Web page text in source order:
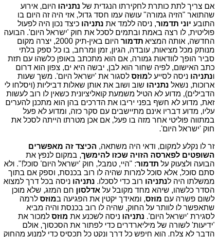
אם צריך לתת כותרת לחקירתו הנגדית של נתניהו היום, אירוע
שהתואר "הזיה גמורה" עושה עמו חסד גדול, אזי היה זה היום בו
התובע יוני תדמור, ניסה ללמד את נתניהו כיצד נכון היה לפעול
פוליטית, לו רצה באמת ובתמים לסכל את חוק 'ישראל היום'. הבועה
החדשה, אותה המציא תדמור
היום באין-תיק 2000, יצרה מקום
מנותק מכל מציאות, עובדה, הגיון, זמן ומרחב, בו כל ספק בלתי
סביר הופך לוודאות גמורה, אם הוא מתכתב באופן כלשהו עם תזת
כתב האישום, לפיה שחור הוא לבן, יבשה היא ים, צפון הוא דרום
ונתניהו ניסה לסייע למוזס לסגור את 'ישראל היום'. משך שעות
ארוכות, נשאל נתניהו שוב ושוב את אותן שאלות דביליות (ויסלחו לי
הדבילים), מדוע לא הטיל משמעת קואליציונית כשאין לו רוב לעשות
זאת, מדוע לא חשף בפני יריבו את הדרכים בהן הוא מתכנן להערים
עליו, מדוע דבריו אינם מתיישבים עם סקר כזה, ומדוע לא פעל
במתווה פוליטי אחר מזה בו פעל, אם אכן מטרתו הייתה לסכל את
חוק 'ישראל היום'.
זר לו נקלע למקום, ודאי היה משתאה, הכיצד זה מאפשרים
השופטים לפארסה הזויה שכזו להימשך, במקום לנפץ את
הבועה ולצעוק על תדמור: "היי, טמבל, חוק 'ישראל היום' סוכל!". ולא
סתם סוכל, אלא סוכל למרות שהיה לו רוב בכנסת, וספק אם בתוך
ממשלתו היה לנתניהו רוב כדי לסכלו. נתניהו ניסה בכל דרך למצוא
הסדר כלשהו, שיהא מחד מקובל על אדלסון חם המזג, שלא מוכן
לשום פשרה עם מוזס, ומאידך יקטין את הפגיעה במוזס לרמה
שתאפשר לו לוותר על החוק, שהיה לו רוב בכנסת והיה מביא
לסגירת 'ישראל היום'. נתניהו ניסה לשכנע את מוזס למכור את
'ידיעות' לשורה של מיליארדרים כדי לפתור את הסכסוך, אולם
הדבר לא צלח. הוא חיפש כל דרך ונקט כל תכסיס כדי למנוע מהחוק